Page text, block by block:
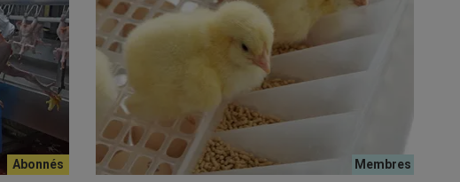
2022 sont tous deux équipés d'un système pad cooling.